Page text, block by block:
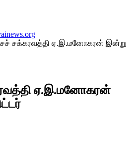
சக்கரவத்தி ஏ.இ.மனோகரன் இன்று
ஏ.இ.மனோகரன்